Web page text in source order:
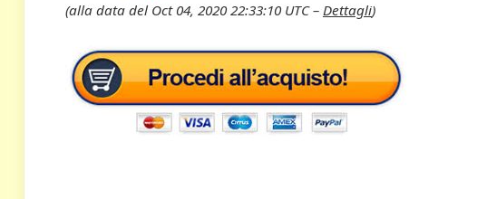
(alla data del Oct 04, 2020 22:33:10 UTC – Dettagli)